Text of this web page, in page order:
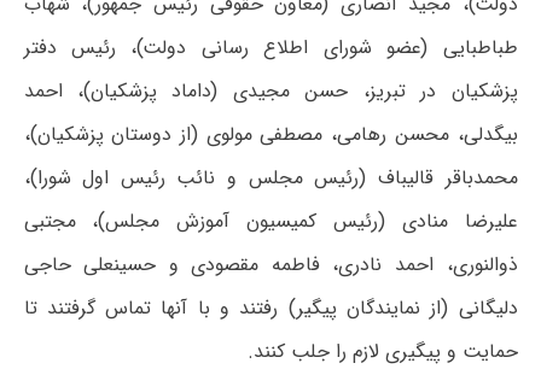
طباطبایی (عضو شورای اطلاع رسانی دولت)، رئیس دفتر
پزشکیان در تبریز، حسن مجیدی (داماد پزشکیان)، احمد
بیگدلی، محسن رهامی، مصطفی مولوی (از دوستان پزشکیان)،
محمدباقر قالیباف (رئیس مجلس و نائب رئیس اول شورا)،
علیرضا منادی (رئیس کمیسیون آموزش مجلس)، مجتبی
ذوالنوری، احمد نادری، فاطمه مقصودی و حسینعلی حاجی
دلیگانی (از نمایندگان پیگیر) رفتند و با آنها تماس گرفتند تا
حمایت و پیگیری لازم را جلب کنند.